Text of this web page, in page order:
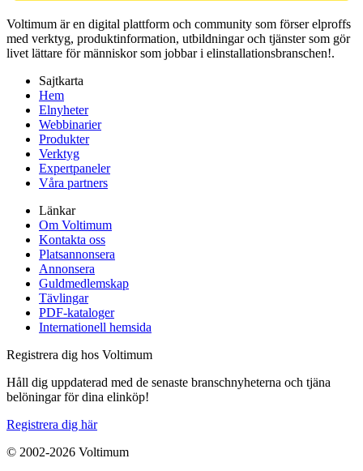
Voltimum är en digital plattform och community som förser elproffs
med verktyg, produktinformation, utbildningar och tjänster som gör
livet lättare för människor som jobbar i elinstallationsbranschen!.
Sajtkarta
Hem
Elnyheter
Webbinarier
Produkter
Verktyg
Expertpaneler
Våra partners
Länkar
Om Voltimum
Kontakta oss
Platsannonsera
Annonsera
Guldmedlemskap
Tävlingar
PDF-kataloger
Internationell hemsida
Registrera dig hos Voltimum
Håll dig uppdaterad med de senaste branschnyheterna och tjäna
belöningar för dina elinköp!
Registrera dig här
© 2002-2026 Voltimum